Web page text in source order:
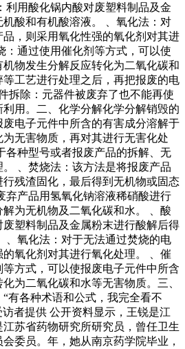
利用酸化锅内酸对废塑料制品及金
酸和有机酸溶液。 、氧化法：对
，则采用氧化性强的氧化剂对其进
：通过使用催化剂等方式，可以使
物发生分解反应转化为二氧化碳和
工艺进行处理之后，再把报废的电
拆除：元器件被废弃了也不能再使
用。二、化学分解化学分解销毁的
电子元件中所含的有害成分溶解于
无害物质，再对其进行无害化处
各种型号或者报废产品的拆解、无
、焚烧法：该方法是将报废产品
残渣固化，最后得到无机物或固态
弃产品用氢氧化钠溶液稀硝酸进行
为无机物及二氧化碳和水。 、酸
塑料制品及金属粉末进行酸解后得
、氧化法：对于无法通过焚烧的电
氧化剂对其进行氧化处理。 、催
方式，可以使报废电子元件中所含
为二氧化碳和水等无害物质。三、
有各种术语和公式，我完全看不
者提供 公开资料显示，王锐是江
苏省药物研究所研究员，曾任卫生
委员。年，她从南京药学院毕业，